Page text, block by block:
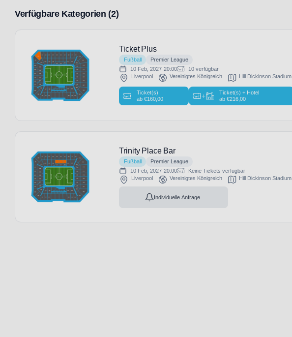
Verfügbare Kategorien (2)
Ticket Plus
Fußball
Premier League
10 Feb, 2027 20:00
10 verfügbar
Liverpool
Vereinigtes Königreich Hill Dickinson Stadium
Ticket(s)
ab€160,00 +
Ticket(s) + Hotel
ab€216,00
Trinity Place Bar
Fußball
Premier League
10 Feb, 2027 20:00
Keine Tickets verfügbar
Liverpool
Vereinigtes Königreich Hill Dickinson Stadium
Individuelle Anfrage